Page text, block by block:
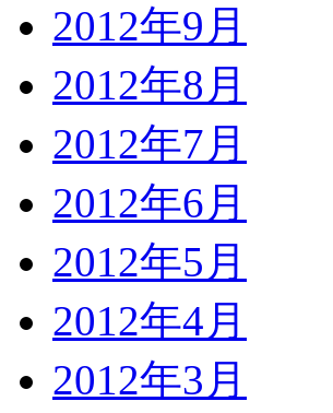
2012年9月
2012年8月
2012年7月
2012年6月
2012年5月
2012年4月
2012年3月